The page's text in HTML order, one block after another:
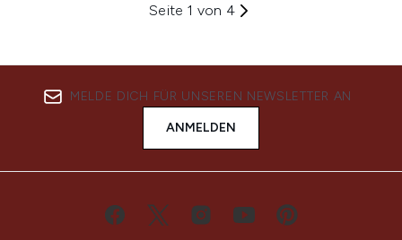
Seite 1 von 4
MELDE DICH FÜR UNSEREN NEWSLETTER AN
ANMELDEN